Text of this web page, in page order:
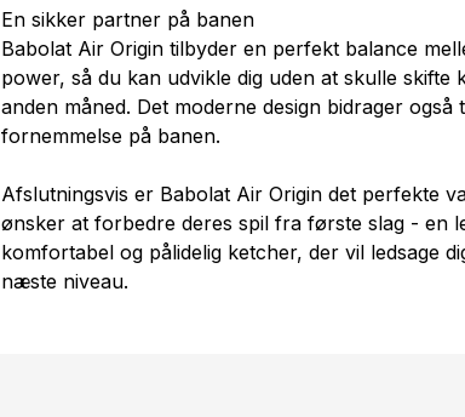
En sikker partner på banen
Babolat Air Origin tilbyder en perfekt balance
power, så du kan udvikle dig uden at skulle skifte
anden måned. Det moderne design bidrager også
fornemmelse på banen.
Afslutningsvis er Babolat Air Origin det perfekte
ønsker at forbedre deres spil fra første slag - en
komfortabel og pålidelig ketcher, der vil ledsage
næste niveau.